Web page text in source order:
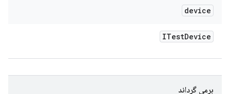
device
ITestDevice
برمی گرداند